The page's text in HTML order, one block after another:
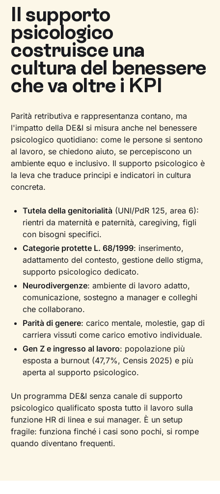
Il supporto
psicologico
costruisce una
cultura del benessere
che va oltre i KPI
Parità retributiva e rappresentanza contano, ma
l'impatto della DE&I si misura anche nel benessere
psicologico quotidiano: come le persone si sentono
al lavoro, se chiedono aiuto, se percepiscono un
ambiente equo e inclusivo. Il supporto psicologico è
la leva che traduce principi e indicatori in cultura
concreta.
Tutela della genitorialità (UNI/PdR 125, area 6):
rientri da maternità e paternità, caregiving, figli
con bisogni specifici.
Categorie protette L. 68/1999: inserimento,
adattamento del contesto, gestione dello stigma,
supporto psicologico dedicato.
Neurodivergenze: ambiente di lavoro adatto,
comunicazione, sostegno a manager e colleghi
che collaborano.
Parità di genere: carico mentale, molestie, gap di
carriera vissuti come carico emotivo individuale.
Gen Z e ingresso al lavoro: popolazione più
esposta a burnout (47,7%, Censis 2025) e più
aperta al supporto psicologico.
Un programma DE&I senza canale di supporto
psicologico qualificato sposta tutto il lavoro sulla
funzione HR di linea e sui manager. È un setup
fragile: funziona finché i casi sono pochi, si rompe
quando diventano frequenti.